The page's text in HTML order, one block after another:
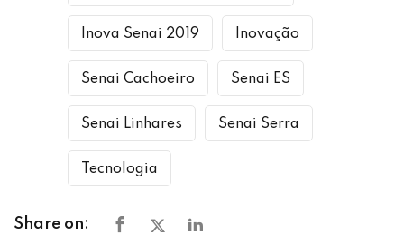
Inova Senai 2019 Inovação
Senai Cachoeiro Senai ES
Senai Linhares Senai Serra
Tecnologia
Share on: